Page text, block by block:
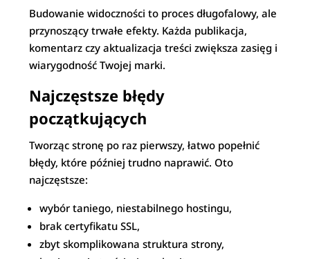
Budowanie widoczności to proces długofalowy, ale
przynoszący trwałe efekty. Każda publikacja,
komentarz czy aktualizacja treści zwiększa zasięg i
wiarygodność Twojej marki.
Najczęstsze błędy
początkujących
Tworząc stronę po raz pierwszy, łatwo popełnić
błędy, które później trudno naprawić. Oto
najczęstsze:
wybór taniego, niestabilnego hostingu,
brak certyfikatu SSL,
zbyt skomplikowana struktura strony,